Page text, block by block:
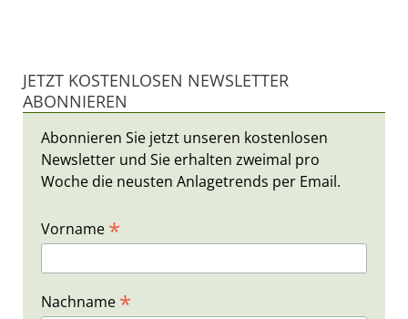
JETZT KOSTENLOSEN NEWSLETTER
ABONNIEREN
Abonnieren Sie jetzt unseren kostenlosen
Newsletter und Sie erhalten zweimal pro
Woche die neusten Anlagetrends per Email.
Vorname *
Nachname *